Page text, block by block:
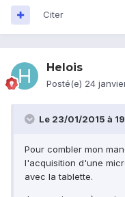
Citer
Helois
Posté(e) 24
Le 23/01/2015 à
Pour combler mon
l'acquisition d'une
avec la tablette.